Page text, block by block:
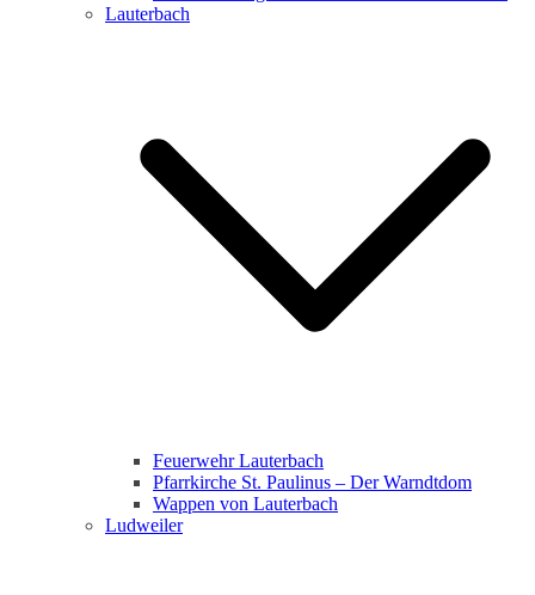
Lauterbach
Feuerwehr Lauterbach
Pfarrkirche St. Paulinus – Der Warndtdom
Wappen von Lauterbach
Ludweiler